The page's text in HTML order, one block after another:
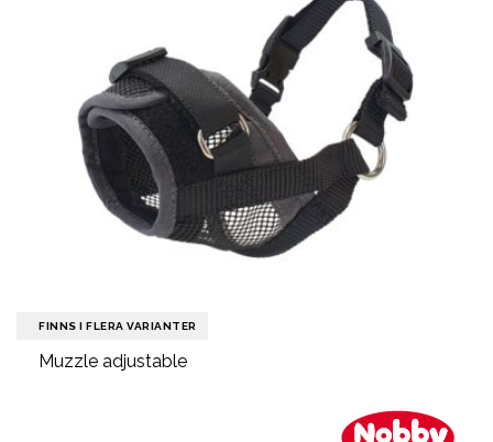
FINNS I FLERA VARIANTER
Muzzle adjustable